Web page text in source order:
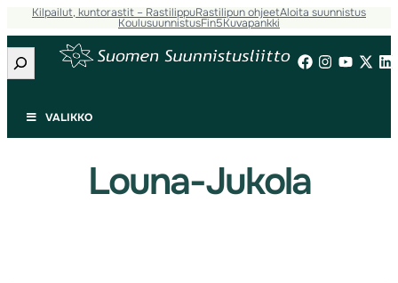
Siirry
sisältöön
Kilpailut, kuntorastit – RastilippuRastilipun ohjeetAloita suunnistus
KoulusuunnistusFin5Kuvapankki
Etsi
VALIKKO
Louna-Jukola